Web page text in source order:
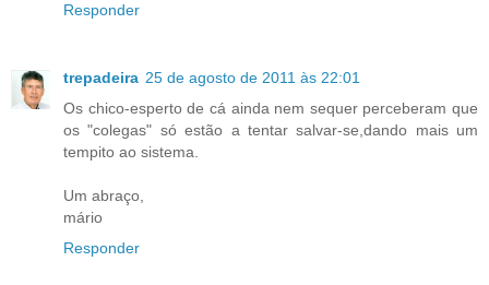
Responder
trepadeira 25 de agosto de 2011 às 22:01
Os chico-esperto de cá ainda nem sequer perceberam que
os "colegas" só estão a tentar salvar-se,dando mais um
tempito ao sistema.
Um abraço,
mário
Responder